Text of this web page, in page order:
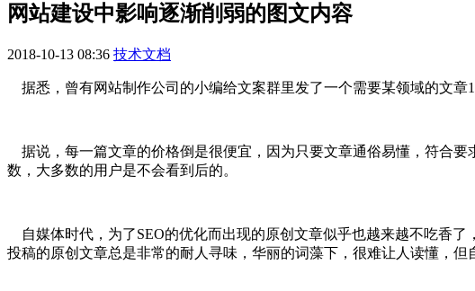
网站建设中影响逐渐削弱的图文内容
2018-10-13 08:36 技术文档
据悉，曾有网站制作公司的小编给文案群里发了一个需要某领域的文章
据说，每一篇文章的价格倒是很便宜，因为只要文章通俗易懂，符合
数，大多数的用户是不会看到后的。
自媒体时代，为了SEO的优化而出现的原创文章似乎也越来越不吃香
投稿的原创文章总是非常的耐人寻味，华丽的词藻下，很难让人读懂，